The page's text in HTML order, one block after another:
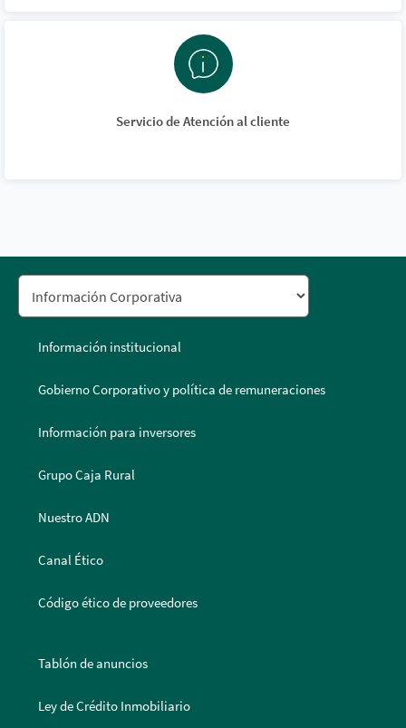
Servicio de Atención al cliente
Información institucional
Gobierno Corporativo y política de remuneraciones
Información para inversores
Grupo Caja Rural
Nuestro ADN
Canal Ético
Código ético de proveedores
Tablón de anuncios
Ley de Crédito Inmobiliario